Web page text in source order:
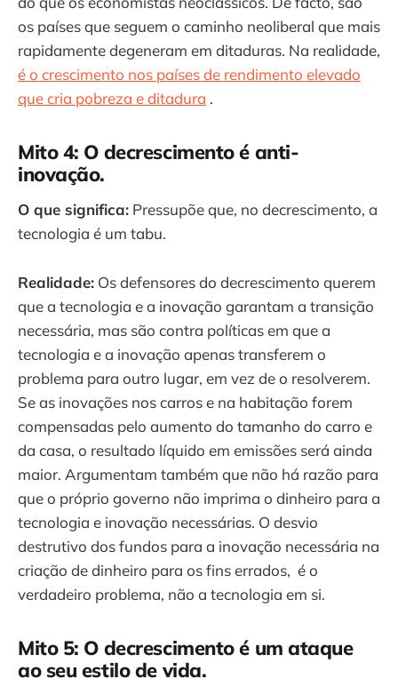
os países que seguem o caminho neoliberal que mais
rapidamente degeneram em ditaduras. Na realidade,
é o crescimento nos países de rendimento elevado
que cria pobreza e ditadura .
Mito 4: O decrescimento é anti-
inovação.
O que significa: Pressupõe que, no decrescimento, a
tecnologia é um tabu.
Realidade: Os defensores do decrescimento querem
que a tecnologia e a inovação garantam a transição
necessária, mas são contra políticas em que a
tecnologia e a inovação apenas transferem o
problema para outro lugar, em vez de o resolverem.
Se as inovações nos carros e na habitação forem
compensadas pelo aumento do tamanho do carro e
da casa, o resultado líquido em emissões será ainda
maior. Argumentam também que não há razão para
que o próprio governo não imprima o dinheiro para a
tecnologia e inovação necessárias. O desvio
destrutivo dos fundos para a inovação necessária na
criação de dinheiro para os fins errados, é o
verdadeiro problema, não a tecnologia em si.
Mito 5: O decrescimento é um ataque
ao seu estilo de vida.